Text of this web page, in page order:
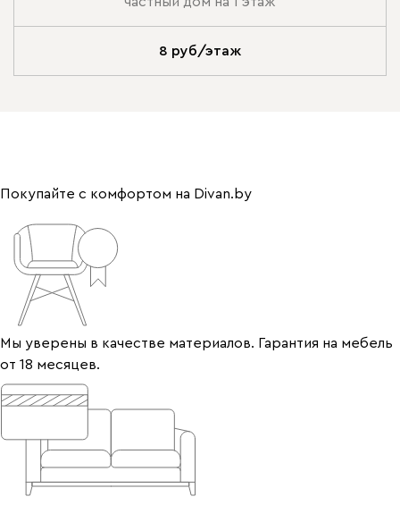
8 руб/этаж
Покупайте с комфортом на Divan.by
Мы уверены в качестве материалов. Гарантия на мебель
от 18 месяцев.